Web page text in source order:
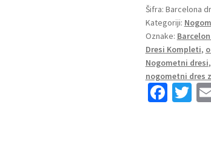
Barcelona
Domači
2025-
26
Otroški
Nogometni
dresi
Šifra: Barcelona
Kategoriji:
Oznake:
Dresi Kompleti,
Nogometni dresi,
nogometni dres
Fa T